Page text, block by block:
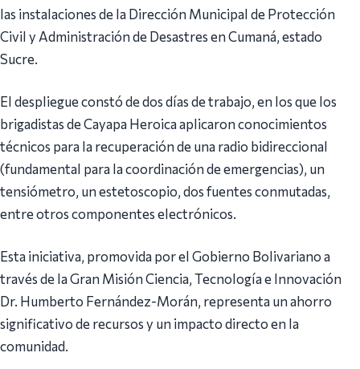
las instalaciones de la Dirección Municipal de Protección
Civil y Administración de Desastres en Cumaná, estado
Sucre.
El despliegue constó de dos días de trabajo, en los que los
brigadistas de Cayapa Heroica aplicaron conocimientos
técnicos para la recuperación de una radio bidireccional
(fundamental para la coordinación de emergencias), un
tensiómetro, un estetoscopio, dos fuentes conmutadas,
entre otros componentes electrónicos.
Esta iniciativa, promovida por el Gobierno Bolivariano a
través de la Gran Misión Ciencia, Tecnología e Innovación
Dr. Humberto Fernández-Morán, representa un ahorro
significativo de recursos y un impacto directo en la
comunidad.